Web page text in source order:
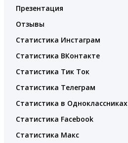
Презентация
Отзывы
Статистика Инстаграм
Статистика ВКонтакте
Статистика Тик Ток
Статистика Телеграм
Статистика в Одноклассниках
Статистика Facebook
Статистика Макс